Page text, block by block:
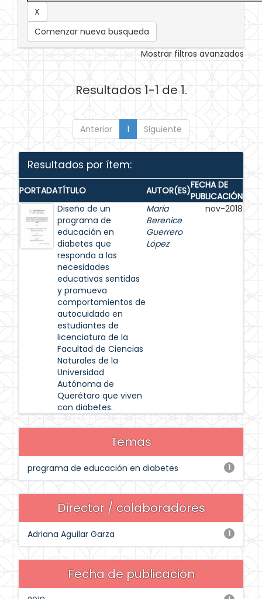
Comenzar nueva busqueda
Mostrar filtros avanzados
Resultados 1-1 de 1.
Anterior 1 Siguiente
Resultados por ítem:
PORTADATÍTULO AUTOR(ES)FECHA DE
PUBLICACIÓN
Diseño de un
programa de
educación en
diabetes que
responda a las
necesidades
educativas sentidas
y promueva
comportamientos de
autocuidado en
estudiantes de
licenciatura de la
Facultad de Ciencias
Naturales de la
Universidad
Autónoma de
Querétaro que viven
con diabetes.
María
Berenice
Guerrero
López
nov-2018
Temas
1
programa de educación en diabetes
Director / colaboradores
1
Adriana Aguilar Garza
Fecha de publicación